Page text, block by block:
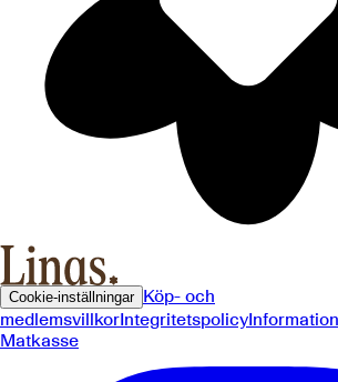
Cookie-inställningar Köp- och
medlemsvillkorIntegritetspolicy
Matkasse